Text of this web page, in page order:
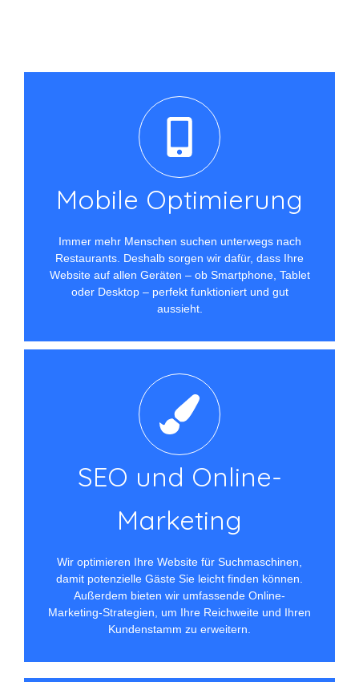
Mobile Optimierung​
Immer mehr Menschen suchen unterwegs nach
Restaurants. Deshalb sorgen wir dafür, dass Ihre
Website auf allen Geräten – ob Smartphone, Tablet
oder Desktop – perfekt funktioniert und gut
aussieht.
SEO und Online-
Marketing​
Wir optimieren Ihre Website für Suchmaschinen,
damit potenzielle Gäste Sie leicht finden können.
Außerdem bieten wir umfassende Online-
Marketing-Strategien, um Ihre Reichweite und Ihren
Kundenstamm zu erweitern.